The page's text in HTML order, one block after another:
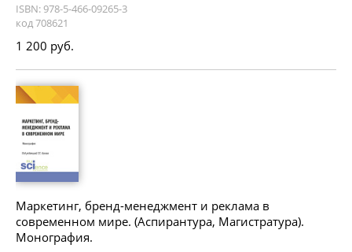
ISBN: 978-5-466-09265-3
код 708621
1 200 руб.
Маркетинг, бренд-менеджмент и реклама в
современном мире. (Аспирантура, Магистратура).
Монография.